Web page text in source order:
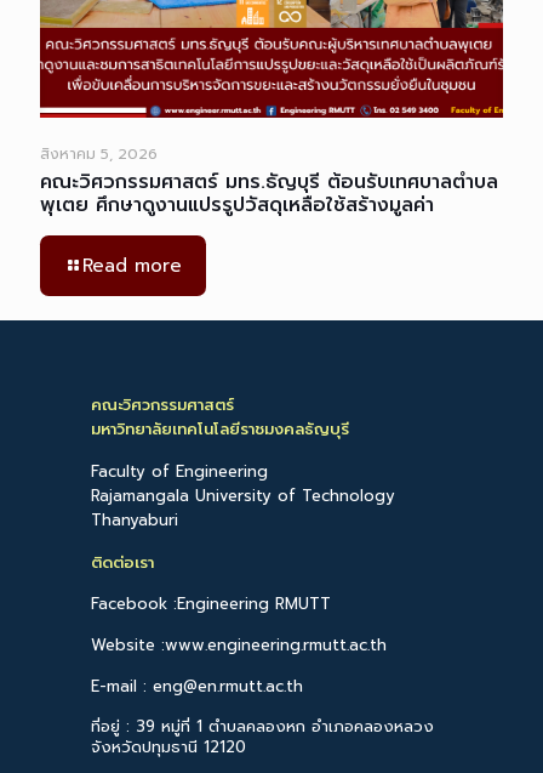
สิงหาคม 5, 2026
คณะวิศวกรรมศาสตร์ มทร.ธัญบุรี ต้อนรับเทศบาลตำบล
พุเตย ศึกษาดูงานแปรรูปวัสดุเหลือใช้สร้างมูลค่า
Read more
คณะวิศวกรรมศาสตร์
มหาวิทยาลัยเทคโนโลยีราชมงคลธัญบุรี
Faculty of Engineering
Rajamangala University of Technology
Thanyaburi
ติดต่อเรา
Facebook :Engineering RMUTT
Website :www.engineering.rmutt.ac.th
E-mail : eng@en.rmutt.ac.th
ที่อยู่ : 39 หมู่ที่ 1 ตำบลคลองหก อำเภอคลองหลวง
จังหวัดปทุมธานี 12120